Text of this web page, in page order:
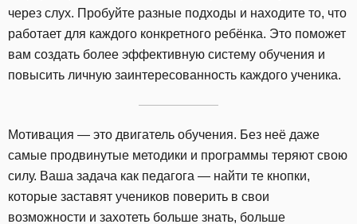
через слух. Пробуйте разные подходы и находите то, что
работает для каждого конкретного ребёнка. Это поможет
вам создать более эффективную систему обучения и
повысить личную заинтересованность каждого ученика.
Мотивация — это двигатель обучения. Без неё даже
самые продвинутые методики и программы теряют свою
силу. Ваша задача как педагога — найти те кнопки,
которые заставят учеников поверить в свои
возможности и захотеть больше знать, больше